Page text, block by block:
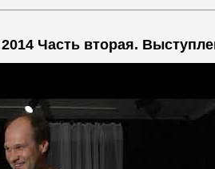
Часть вторая.